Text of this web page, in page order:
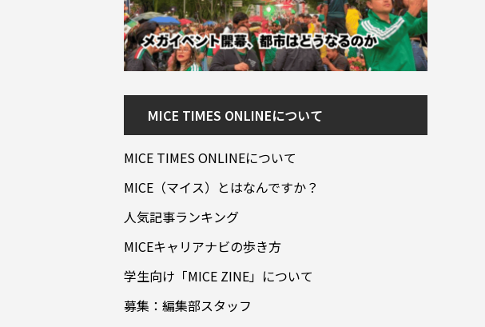
MICE TIMES ONLINEについて
MICE TIMES ONLINEについて
MICE（マイス）とはなんですか？
人気記事ランキング
MICEキャリアナビの歩き方
学生向け「MICE ZINE」について
募集：編集部スタッフ